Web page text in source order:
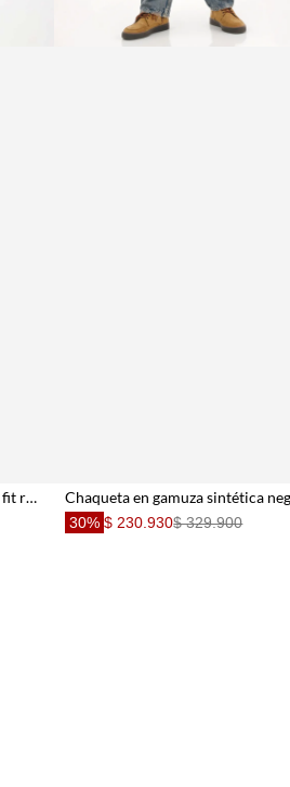
Abrigo para hombre algodón azul fit recto con borreguito
30% $ 230.930$ 329.900